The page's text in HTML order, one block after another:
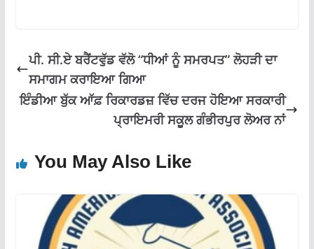
k p
ਪੀ. ਸੀ.ਏ ਬਰੈਂਟਵੁੱਡ ਵੱਲੋ “ਧੀਆਂ ਨੂੰ ਸਮਰਪਤ” ਲੋਹੜੀ ਦਾ
ਸਮਾਗਮ ਕਰਾਇਆ ਗਿਆ
ਇੰਡੀਆ ਬੁੱਕ ਆੱਫ਼ ਰਿਕਾਰਡਜ਼ ਵਿੱਚ ਦਰਜ ਹੋਇਆ ਸਰਕਾਰੀ
ਪ੍ਰਾਇਮਰੀ ਸਕੂਲ ਗੰਭੀਰਪੁਰ ਲੋਅਰ ਨਾਂ
You May Also Like